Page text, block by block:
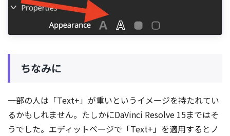
ちなみに
一部の人は「Text+」が重いというイメージを持たれてい
るかもしれません。たしかにDaVinci Resolve 15まではそ
うでした。エディットページで「Text+」を適用するとノ